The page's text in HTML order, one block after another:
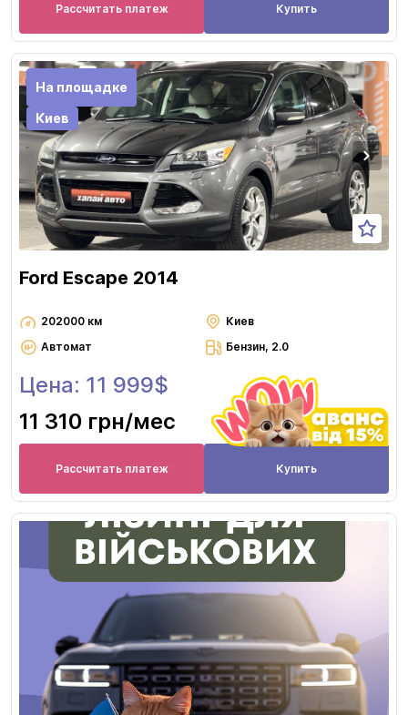
Рассчитать платеж Купить
На площадке
Киев
Ford Escape 2014
202000 км
Киев
Автомат
Бензин, 2.0
Цена: 11 999$
11 310 грн/мес
Рассчитать платеж Купить